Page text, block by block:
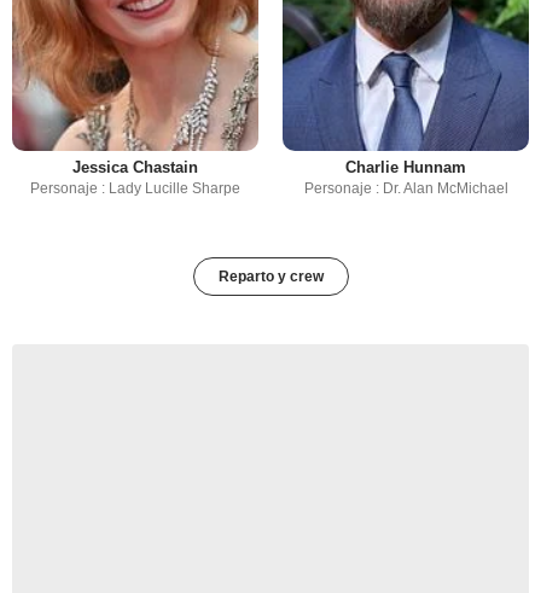
Jessica Chastain
Personaje : Lady Lucille Sharpe
Charlie Hunnam
Personaje : Dr. Alan McMichael
Reparto y crew